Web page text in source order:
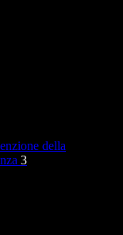
della
3